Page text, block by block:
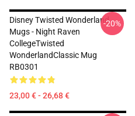
Disney Twisted Wonderland
Mugs - Night Raven
CollegeTwisted
WonderlandClassic Mug
RB0301
23,00 € - 26,68 €
-20%